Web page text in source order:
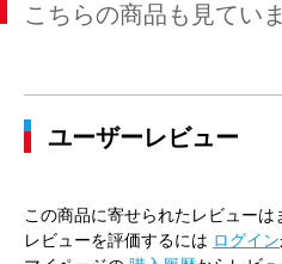
こちらの商品も見てい
ユーザーレビュー
この商品に寄せられたレビューは
レビューを評価するには ログイン